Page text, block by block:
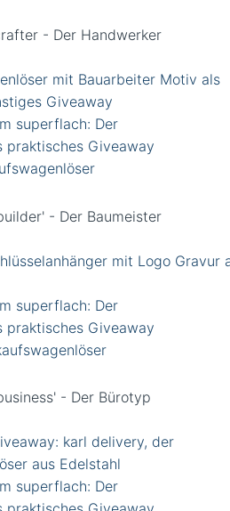
- Der Handwerker
- Der Baumeister
- Der Bürotyp